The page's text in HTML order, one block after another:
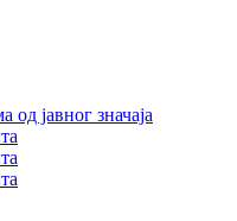
јавног значаја